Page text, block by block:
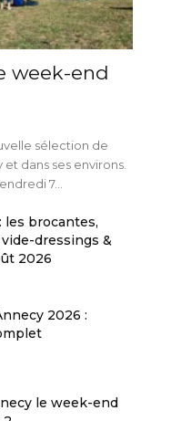
week-end
sélection de
dans ses environs.
7...
les brocantes,
dressings &
2026
2026 :
le week-end